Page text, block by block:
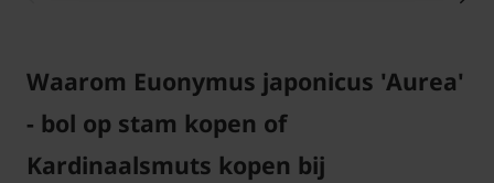
Waarom Euonymus japonicus 'Aurea'
- bol op stam kopen of
Kardinaalsmuts kopen bij